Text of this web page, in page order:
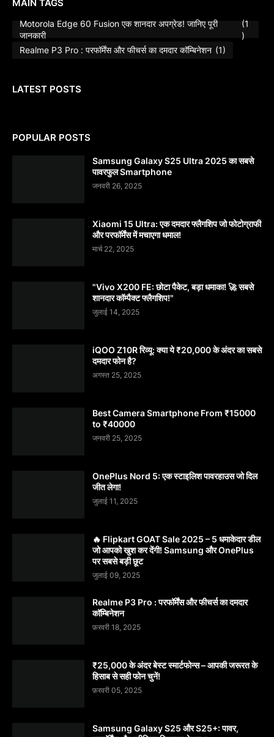
MAIN TAGS
Motorola Edge 60 Fusion एक शानदार अपग्रेड! जानिए पूरी
जानकारी
(1
)
Realme P3 Pro : परफॉर्मेंस और फीचर्स का दमदार कॉम्बिनेशन (1)
LATEST POSTS
POPULAR POSTS
Samsung Galaxy S25 Ultra 2025 का सबसे
पावरफुल Smartphone
जनवरी 26, 2025
Xiaomi 15 Ultra: एक दमदार फ्लैगशिप जो फोटोग्राफी
और परफॉर्मेंस में मचाएगा धमाल!
मार्च 22, 2025
"Vivo X200 FE: छोटा पैकेट, बड़ा धमाका! 🚀 सबसे
शानदार कॉम्पैक्ट फ्लैगशिप!"
जुलाई 14, 2025
iQOO Z10R रिव्यू: क्या ये ₹20,000 के अंदर का सबसे
दमदार फोन है?
अगस्त 25, 2025
Best Camera Smartphone From ₹15000
to ₹40000
जनवरी 25, 2025
OnePlus Nord 5: एक स्टाइलिश पावरहाउस जो दिल
जीत लेगा!
जुलाई 11, 2025
🔥 Flipkart GOAT Sale 2025 – 5 धमाकेदार डील
जो आपको खुश कर देंगी! Samsung और OnePlus
पर सबसे बड़ी छूट
जुलाई 09, 2025
Realme P3 Pro : परफॉर्मेंस और फीचर्स का दमदार
कॉम्बिनेशन
फ़रवरी 18, 2025
₹25,000 के अंदर बेस्ट स्मार्टफोन्स – आपकी जरूरत के
हिसाब से सही फोन चुनें!
फ़रवरी 05, 2025
Samsung Galaxy S25 और S25+: पावर,